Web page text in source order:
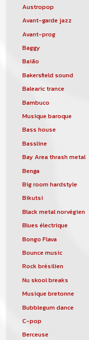
Austropop
Avant-garde jazz
Avant-prog
Baggy
Baião
Bakersfield sound
Balearic trance
Bambuco
Musique baroque
Bass house
Bassline
Bay Area thrash metal
Benga
Big room hardstyle
Bikutsi
Black metal norvégien
Blues électrique
Bongo Flava
Bounce music
Rock brésilien
Nu skool breaks
Musique bretonne
Bubblegum dance
C-pop
Berceuse